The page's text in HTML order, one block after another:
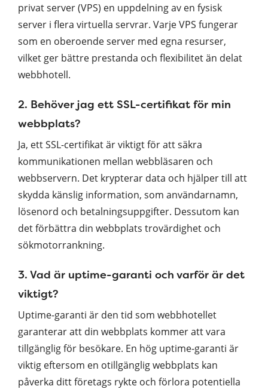
privat server (VPS) en uppdelning av en fysisk
server i flera virtuella servrar. Varje VPS fungerar
som en oberoende server med egna resurser,
vilket ger bättre prestanda och flexibilitet än delat
webbhotell.
2. Behöver jag ett SSL-certifikat för min
webbplats?
Ja, ett SSL-certifikat är viktigt för att säkra
kommunikationen mellan webbläsaren och
webbservern. Det krypterar data och hjälper till att
skydda känslig information, som användarnamn,
lösenord och betalningsuppgifter. Dessutom kan
det förbättra din webbplats trovärdighet och
sökmotorrankning.
3. Vad är uptime-garanti och varför är det
viktigt?
Uptime-garanti är den tid som webbhotellet
garanterar att din webbplats kommer att vara
tillgänglig för besökare. En hög uptime-garanti är
viktig eftersom en otillgänglig webbplats kan
påverka ditt företags rykte och förlora potentiella